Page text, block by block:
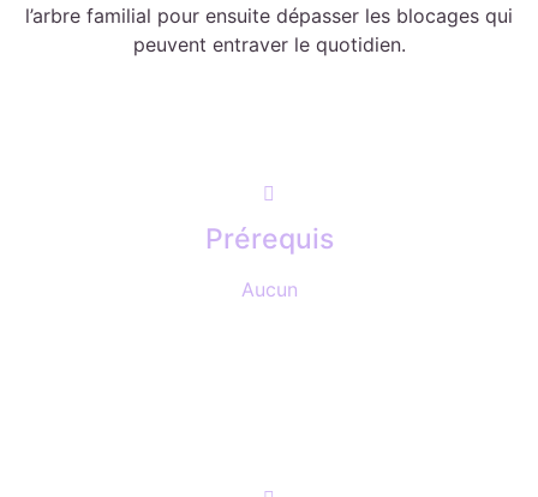
l’arbre familial pour ensuite dépasser les blocages qui
peuvent entraver le quotidien.
Prérequis
Aucun